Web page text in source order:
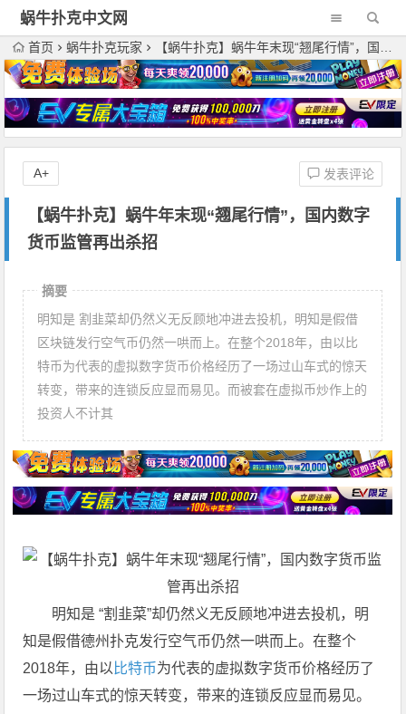
蜗牛扑克中文网
首页 蜗牛扑克玩家 【蜗牛扑克】蜗牛年末现“翘尾行情”，国内数字货币监管再出杀招
【蜗牛扑克】蜗牛年末现“翘尾行情”，国内数字
货币监管再出杀招
发表评论
A+
摘要
明知是 割韭菜却仍然义无反顾地冲进去投机，明知是假借
区块链发行空气币仍然一哄而上。在整个2018年，由以比
特币为代表的虚拟数字货币价格经历了一场过山车式的惊天
转变，带来的连锁反应显而易见。而被套在虚拟币炒作上的
投资人不计其
明知是 “割韭菜”却仍然义无反顾地冲进去投机，明
知是假借德州扑克发行空气币仍然一哄而上。在整个
2018年，由以 比特币为代表的虚拟数字货币价格经历了
一场过山车式的惊天转变，带来的连锁反应显而易见。